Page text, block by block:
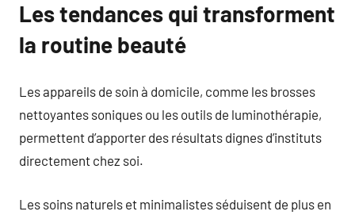
Les tendances qui transforment
la routine beauté
Les appareils de soin à domicile, comme les brosses
nettoyantes soniques ou les outils de luminothérapie,
permettent d’apporter des résultats dignes d’instituts
directement chez soi.
Les soins naturels et minimalistes séduisent de plus en